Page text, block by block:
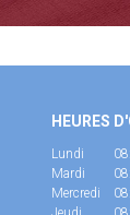
HEURES
Lundi
Mardi
Mercredi